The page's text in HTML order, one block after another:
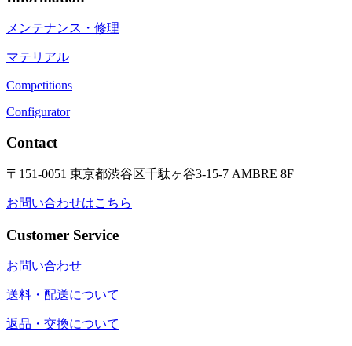
メンテナンス・修理
マテリアル
Competitions
Configurator
Contact
〒151-0051 東京都渋谷区千駄ヶ谷3-15-7 AMBRE 8F
お問い合わせはこちら
Customer Service
お問い合わせ
送料・配送について
返品・交換について